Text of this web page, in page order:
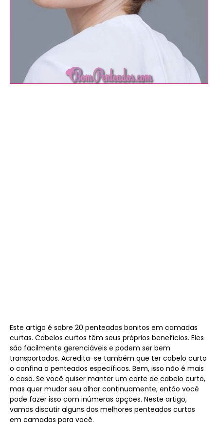
Este artigo é sobre 20 penteados bonitos em camadas
curtas. Cabelos curtos têm seus próprios benefícios. Eles
são facilmente gerenciáveis ​​e podem ser bem
transportados. Acredita-se também que ter cabelo curto
o confina a penteados específicos. Bem, isso não é mais
o caso. Se você quiser manter um corte de cabelo curto,
mas quer mudar seu olhar continuamente, então você
pode fazer isso com inúmeras opções. Neste artigo,
vamos discutir alguns dos melhores penteados curtos
em camadas para você.